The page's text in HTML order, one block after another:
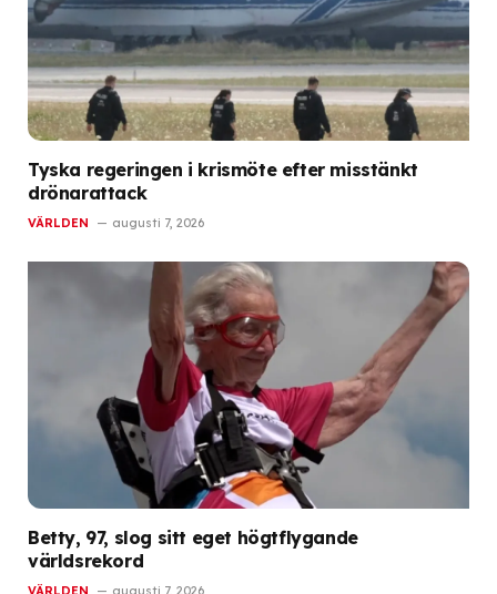
Tyska regeringen i krismöte efter misstänkt
drönarattack
VÄRLDEN augusti 7, 2026
Betty, 97, slog sitt eget högtflygande
världsrekord